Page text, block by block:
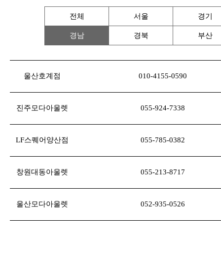
전체 서울 경기
경남 경북 부산
울산호계점 010-4155-0590
진주모다아울렛 055-924-7338
LF스퀘어양산점 055-785-0382
창원대동아울렛 055-213-8717
울산모다아울렛 052-935-0526